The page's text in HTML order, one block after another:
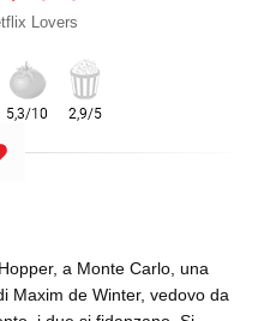
Lovers
a Monte Carlo, una
Maxim de Winter, vedovo da